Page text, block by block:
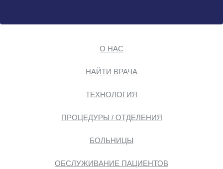
О НАС
НАЙТИ ВРАЧА
ТЕХНОЛОГИЯ
ПРОЦЕДУРЫ / ОТДЕЛЕНИЯ
БОЛЬНИЦЫ
ОБСЛУЖИВАНИЕ ПАЦИЕНТОВ